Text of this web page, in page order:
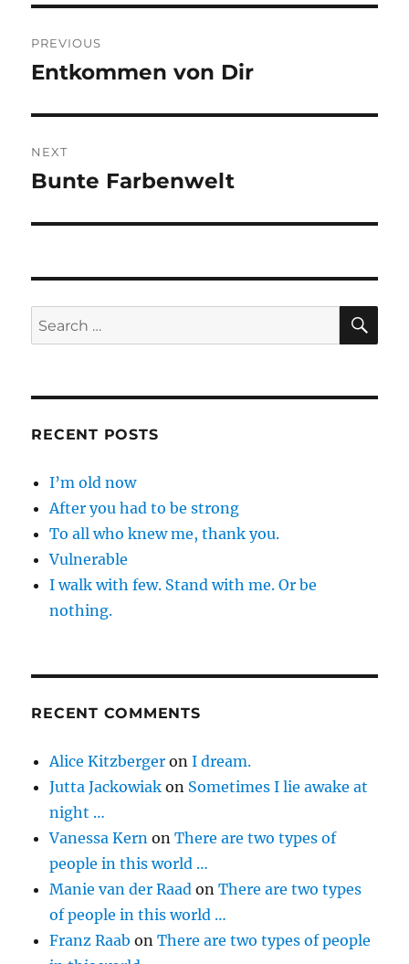
navigation
PREVIOUS
Previous
Entkommen von Dir
NEXT
Next
Bunte Farbenwelt
Search
for:
RECENT POSTS
I’m old now
After you had to be strong
To all who knew me, thank you.
Vulnerable
I walk with few. Stand with me. Or be
nothing.
RECENT COMMENTS
Alice Kitzberger onI dream.
Jutta Jackowiak on Sometimes I lie awake at
night …
Vanessa Kern onThere are two types of
people in this world …
Manie van der Raad onThere are two types
of people in this world …
Franz Raab onThere are two types of people